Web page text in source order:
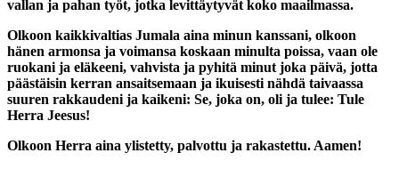
vallan ja pahan työt, jotka levittäytyvät koko maailmassa.
Olkoon kaikkivaltias Jumala aina minun kanssani, olkoon
hänen armonsa ja voimansa koskaan minulta poissa, vaan ole
ruokani ja eläkeeni, vahvista ja pyhitä minut joka päivä, jotta
päästäisin kerran ansaitsemaan ja ikuisesti nähdä taivaassa
suuren rakkaudeni ja kaikeni: Se, joka on, oli ja tulee: Tule
Herra Jeesus!
Olkoon Herra aina ylistetty, palvottu ja rakastettu. Aamen!